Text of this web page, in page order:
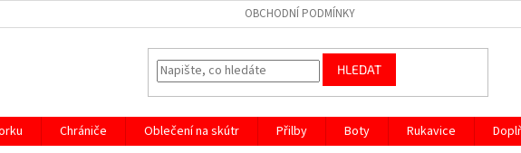
OBCHODNÍ PODMÍNKY
HLEDAT
Chrániče Oblečení na skútr Přilby Boty Rukavice